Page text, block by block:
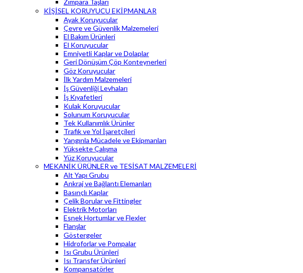
KİŞİSEL KORUYUCU EKİPMANLAR
Ayak Koruyucular
Çevre ve Güvenlik Malzemeleri
El Bakım Ürünleri
El Koruyucular
Emniyetli Kaplar ve Dolaplar
Geri Dönüşüm Çöp Konteynerleri
Göz Koruyucular
İlk Yardım Malzemeleri
İş Güvenliği Levhaları
İş Kıyafetleri
Kulak Koruyucular
Solunum Koruyucular
Tek Kullanımlık Ürünler
Trafik ve Yol İşaretçileri
Yangınla Mücadele ve Ekipmanları
Yüksekte Çalışma
Yüz Koruyucular
MEKANİK ÜRÜNLER ve TESİSAT MALZEMELERİ
Alt Yapı Grubu
Ankraj ve Bağlantı Elemanları
Basınçlı Kaplar
Çelik Borular ve Fittingler
Elektrik Motorları
Esnek Hortumlar ve Flexler
Flanşlar
Göstergeler
Hidroforlar ve Pompalar
Isı Grubu Ürünleri
Isı Transfer Ürünleri
Kompansatörler